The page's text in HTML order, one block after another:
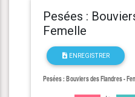
Pesées :
Femelle
ENREGISTRER